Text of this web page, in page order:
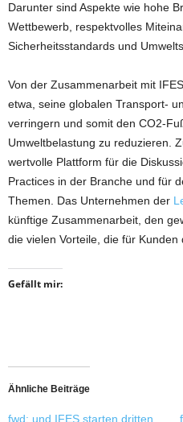
Darunter sind Aspekte wie hohe
Wettbewerb, respektvolles
Sicherheitsstandards und
Von der Zusammenarbeit mit IFES
etwa, seine globalen Transport-
verringern und somit den CO2-
Umweltbelastung zu reduzieren.
wertvolle Plattform für die
Practices in der Branche und für
Themen. Das Unternehmen der
künftige Zusammenarbeit, den
die vielen Vorteile, die für Kunden
Gefällt mir:
Ähnliche Beiträge
fwd: und IFES starten dritten